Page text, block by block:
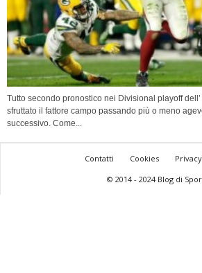
Tutto secondo pronostico nei Divisional playoff
sfruttato il fattore campo passando più o meno
successivo. Come...
Contatti Cookies
© 2014 - 2024 Blog di